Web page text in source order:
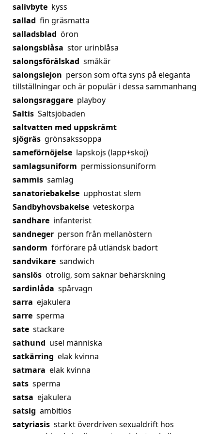
salivbyte kyss
sallad fin gräsmatta
salladsblad öron
salongsblåsa stor urinblåsa
salongsförälskad småkär
salongslejon person som ofta syns på eleganta
tillställningar och är populär i dessa sammanhang
salongsraggare playboy
Saltis Saltsjöbaden
saltvatten med uppskrämt
sjögräs grönsakssoppa
sameförnöjelse lapskojs (lapp+skoj)
samlagsuniform permissionsuniform
sammis samlag
sanatoriebakelse upphostat slem
Sandbyhovsbakelse veteskorpa
sandhare infanterist
sandneger person från mellanöstern
sandorm förförare på utländsk badort
sandvikare sandwich
sanslös otrolig, som saknar behärskning
sardinlåda spårvagn
sarra ejakulera
sarre sperma
sate stackare
sathund usel människa
satkärring elak kvinna
satmara elak kvinna
sats sperma
satsa ejakulera
satsig ambitiös
satyriasis starkt överdriven sexualdrift hos